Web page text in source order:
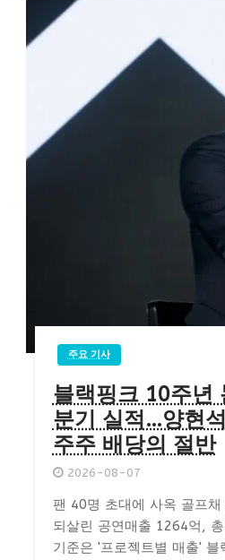
주요 기사
블랙핑크 10주년
분기 실적…양현
주주 배당의 절반
2026-08-07
팬 40명 초대에 사옥 골프
되살린 공연매출 1264억,
기준은 '프로젝트별 매출'